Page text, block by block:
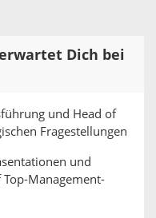
Dich bei
und Head of
Fragestellungen
und
Management-